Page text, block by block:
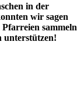
in der
wir sagen
sammeln
unterstützen!